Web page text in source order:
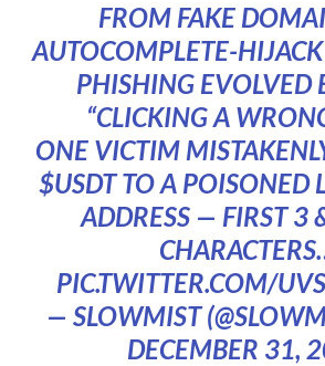
FROM FAKE
AUTOCOMPLETE-HIJACK
PHISHING EVOLVED
“CLICKING A
ONE VICTIM
$USDTTO A POISONED
ADDRESS — FIRST 3
PIC.TWITTER.COM/
— SLOWMIST
DECEMBER 31,